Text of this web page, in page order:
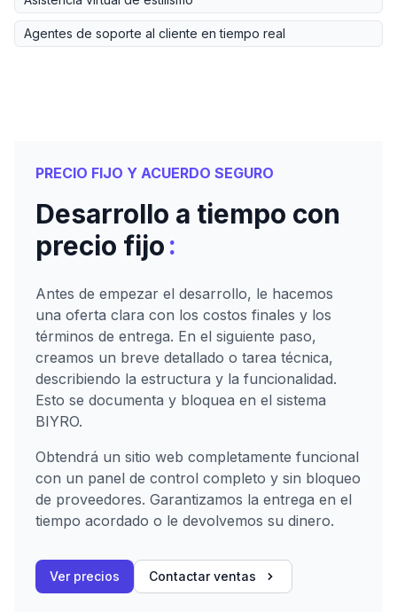
Agentes de soporte al cliente en tiempo real
PRECIO FIJO Y ACUERDO SEGURO
Desarrollo a tiempo con
precio fijo:
Antes de empezar el desarrollo, le hacemos
una oferta clara con los costos finales y los
términos de entrega. En el siguiente paso,
creamos un breve detallado o tarea técnica,
describiendo la estructura y la funcionalidad.
Esto se documenta y bloquea en el sistema
BIYRO.
Obtendrá un sitio web completamente funcional
con un panel de control completo y sin bloqueo
de proveedores. Garantizamos la entrega en el
tiempo acordado o le devolvemos su dinero.
Ver precios Contactar ventas